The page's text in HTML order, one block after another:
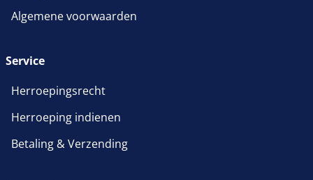
Algemene voorwaarden
Service
Herroepingsrecht
Herroeping indienen
Betaling & Verzending